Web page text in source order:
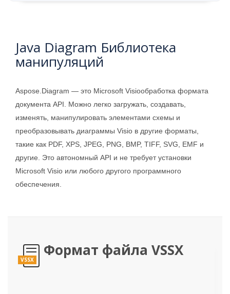
Java Diagram Библиотека
манипуляций
Aspose.Diagram — это Microsoft Visioобработка формата
документа API. Можно легко загружать, создавать,
изменять, манипулировать элементами схемы и
преобразовывать диаграммы Visio в другие форматы,
такие как PDF, XPS, JPEG, PNG, BMP, TIFF, SVG, EMF и
другие. Это автономный API и не требует установки
Microsoft Visio или любого другого программного
обеспечения.
VSSX
Формат файла VSSX